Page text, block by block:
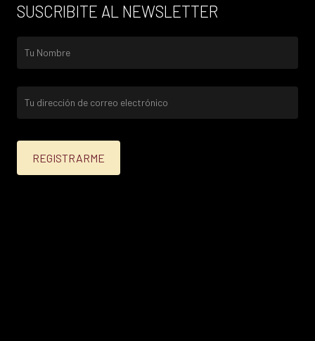
SUSCRIBITE AL NEWSLETTER